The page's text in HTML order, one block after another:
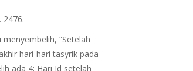
2476.
“Setelah
hari-hari tasyrik pada
ada 4; Hari Id setelah